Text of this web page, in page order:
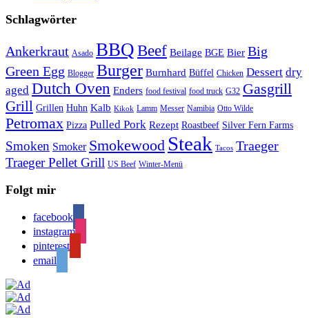
Schlagwörter
Ankerkraut Asado BBQBeef Beilage BGE Bier Big
Green Egg Blogger Burger Burnhard Büffel Chicken Dessert dry
aged Dutch Oven Enders food festival food truck G32 Gasgrill
Grill Grillen Huhn Kalb Kikok Lamm Messer Namibia Otto Wilde
Petromax Pizza Pulled Pork Rezept Roastbeef Silver Fern Farms
Smoken Smoker Smokewood Steak Tacos Traeger
Traeger Pellet Grill US Beef Winter-Menü
Folgt mir
facebook
instagram
pinterest
email